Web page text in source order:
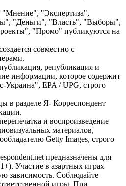
"Мнение", "Экспертиза",
"Деньги", "Власть", "Выборы",
"Промо" публикуются на
совместно с
републикация и
информации, которое содержит
Украина", EPA / UPG, строго
в разделе Я- Корреспондент
и воспроизведение
материалов,
Getty Images, строго
предназначены для
Участие в азартных играх
зависимость. Соблюдайте
игры. При